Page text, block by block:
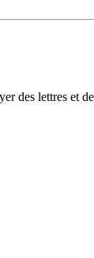
lettres et